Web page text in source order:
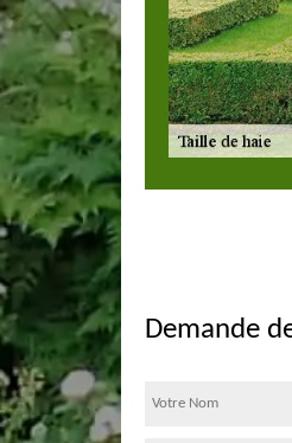
Demande